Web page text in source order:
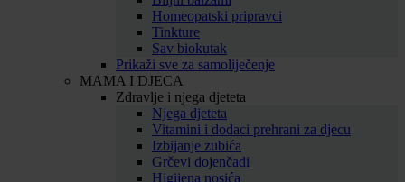
Homeopatski pripravci
Tinkture
Sav biokutak
Prikaži sve za samoliječenje
MAMA I DJECA
Zdravlje i njega djeteta
Njega djeteta
Vitamini i dodaci prehrani za djecu
Izbijanje zubića
Grčevi dojenčadi
Higijena nosića